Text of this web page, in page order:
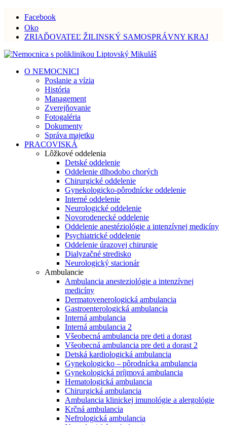
Facebook
Oko
ZRIAĎOVATEĽ ŽILINSKÝ SAMOSPRÁVNY KRAJ
O NEMOCNICI
Poslanie a vízia
História
Management
Zverejňovanie
Fotogaléria
Dokumenty
Správa majetku
PRACOVISKÁ
Lôžkové oddelenia
Detské oddelenie
Oddelenie dlhodobo chorých
Chirurgické oddelenie
Gynekologicko-pôrodnícke oddelenie
Interné oddelenie
Neurologické oddelenie
Novorodenecké oddelenie
Oddelenie anestéziológie a intenzívnej medicíny
Psychiatrické oddelenie
Oddelenie úrazovej chirurgie
Dialyzačné stredisko
Neurologický stacionár
Ambulancie
Ambulancia anesteziológie a intenzívnej
medicíny
Dermatovenerologická ambulancia
Gastroenterologická ambulancia
Interná ambulancia
Interná ambulancia 2
Všeobecná ambulancia pre deti a dorast
Všeobecná ambulancia pre deti a dorast 2
Detská kardiologická ambulancia
Gynekologicko – pôrodnícka ambulancia
Gynekologická príjmová ambulancia
Hematologická ambulancia
Chirurgická ambulancia
Ambulancia klinickej imunológie a alergológie
Krčná ambulancia
Nefrologická ambulancia